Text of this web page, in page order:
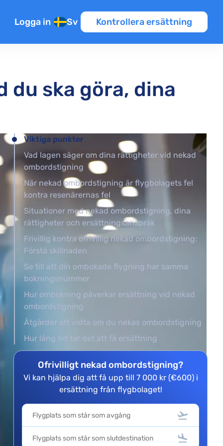
Logga in Sv Kontrollera ersättning
du ska göra, dina
Viktiga punkter
Vad lagen säger om dina rättigheter vid nekad
ombordstigning
När nekad ombordstigning är flygbolagets fel
kontra resenärernas fel
Situationer med nekad ombordstigning, dina
rättigheter och ersättningsanspråk
Frivillig kontra ofrivillig nekad ombordstigning:
Förstå skillnaden
Se till att din ombokade flygning har samma
bokningsnummer
Hur ombokning påverkar ersättning vid nekad
ombordstigning
Åtgärder att vidta om du nekas ombordstigning
Hur lång tid tar det att få ersättning
Ofrivilligt nekad ombordstigning?
Vi kan hjälpa dig att få upp till 7 000 kr (€600) i
ersättning från flygbolaget!